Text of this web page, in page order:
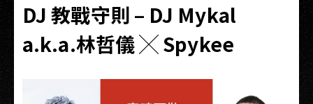
DJ 教戰守則 – DJ Mykal
a.k.a.林哲儀 ╳ Spykee